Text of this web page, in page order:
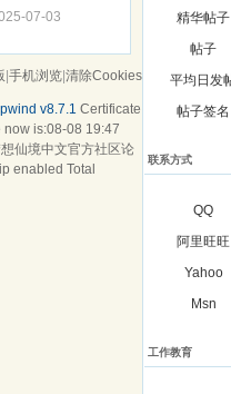
07-03 精华帖子
帖子
平均日发
帖子签名
联系方式
QQ
阿里旺旺
Yahoo
Msn
工作教育
手机浏览 清除Cookies
v8.7.1 Certificate
now is:08-08 19:47
仙境中文官方社区论
enabled Total